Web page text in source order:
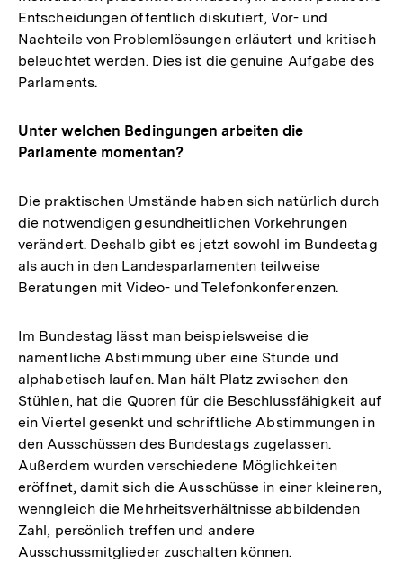
Entscheidungen öffentlich diskutiert, Vor- und
Nachteile von Problemlösungen erläutert und kritisch
beleuchtet werden. Dies ist die genuine Aufgabe des
Parlaments.
Unter welchen Bedingungen arbeiten die
Parlamente momentan?
Die praktischen Umstände haben sich natürlich durch
die notwendigen gesundheitlichen Vorkehrungen
verändert. Deshalb gibt es jetzt sowohl im Bundestag
als auch in den Landesparlamenten teilweise
Beratungen mit Video- und Telefonkonferenzen.
Im Bundestag lässt man beispielsweise die
namentliche Abstimmung über eine Stunde und
alphabetisch laufen. Man hält Platz zwischen den
Stühlen, hat die Quoren für die Beschlussfähigkeit auf
ein Viertel gesenkt und schriftliche Abstimmungen in
den Ausschüssen des Bundestags zugelassen.
Außerdem wurden verschiedene Möglichkeiten
eröffnet, damit sich die Ausschüsse in einer kleineren,
wenngleich die Mehrheitsverhältnisse abbildenden
Zahl, persönlich treffen und andere
Ausschussmitglieder zuschalten können.